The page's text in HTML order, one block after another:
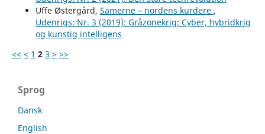
Uffe Østergård, Samerne – nordens kurdere ,
Udenrigs: Nr. 3 (2019): Gråzonekrig: Cyber, hybridkrig
og kunstig intelligens
<< < 1 2 3 > >>
Sprog
Dansk
English